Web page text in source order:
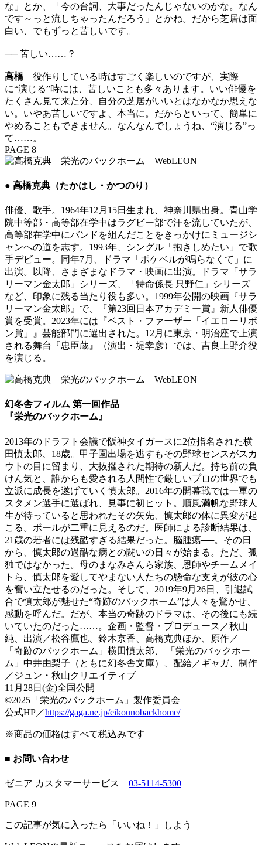
な」とか、「今の台詞、大事だったんじゃないのかな。なん
です～っと流しちゃったんだろう」とかね。だから芝居は面
白い、でもずっと苦しいです。
── 苦しい……？
高橋役作りしている時はすごく楽しいのですが、実際
に“演じる”時には、苦しいことも多々あります。いい俳優を
たくさん見て来た分、自分の芝居がいいとはなかなか思えな
い。いやあ苦しいですよ、本当に。だからといって、簡単に
やめることもできません。なんなんでしょうね、“演じる”っ
て……。
PAGE 8
● 高橋克典（たかはし・かつのり）
俳優、歌手。1964年12月15日生まれ、神奈川県出身。青山学
院中等部・高等部在学中はラグビー部で汗を流していたが、
高等部在学中にバンドを組んだことをきっかけにミュージシ
ャンへの道を志す。1993年、シングル「抱きしめたい」で歌
手デビュー。同年7月、ドラマ「ポケベルが鳴らなくて」に
出演。以降、さまざまなドラマ・映画に出演。ドラマ「サラ
リーマン金太郎」シリーズ、「特命係長 只野仁」シリーズ
など、印象に残る当たり役も多い。1999年公開の映画『サラ
リーマン金太郎』で、『第23回日本アカデミー賞』新人俳優
賞を受賞。2023年には『ベスト・ファーザー「イエローリボ
ン賞」』芸能部門に選出された。12月に東京・明治座で上演
される舞台『忠臣蔵』（演出・堤幸彦）では、吉良上野介役
を演じる。
幻冬舎フィルム 第一回作品
『栄光のバックホーム』
2013年のドラフト会議で阪神タイガースに2位指名された横
田慎太郎、18歳。甲子園出場を逃すもその野球センスがスカ
ウトの目に留まり、大抜擢された期待の新人だ。持ち前の負
けん気と、誰からも愛される人間性で厳しいプロの世界でも
立派に成長を遂げていく慎太郎。2016年の開幕戦では一軍の
スタメン選手に選ばれ、見事に初ヒット。順風満帆な野球人
生が待っていると思われたその矢先、慎太郎の体に異変が起
こる。ボールが二重に見えるのだ。医師による診断結果は、
21歳の若者には残酷すぎる結果だった。脳腫瘍──。その日
から、慎太郎の過酷な病との闘いの日々が始まる。ただ、孤
独ではなかった。母のまなみさんら家族、恩師やチームメイ
トら、慎太郎を愛してやまない人たちの懸命な支えが彼の心
を奮い立たせるのだった。そして、2019年9月26日、引退試
合で慎太郎が魅せた“奇跡のバックホーム”は人々を驚かせ、
感動を呼んだ。だが、本当の奇跡のドラマは、その後にも続
いていたのだった……。企画・監督・プロデュース／秋山
純、出演／松谷鷹也、鈴木京香、高橋克典ほか、原作／
「奇跡のバックホーム」横田慎太郎、 「栄光のバックホー
ム」中井由梨子（ともに幻冬舎文庫）、配給／ギャガ、制作
／ジュン・秋山クリエイティブ
11月28日(金)全国公開
©2025「栄光のバックホーム」製作委員会
公式HP／https://gaga.ne.jp/eikounobackhome/
※商品の価格はすべて税込みです
■ お問い合わせ
ゼニア カスタマーサービス 03-5114-5300
PAGE 9
この記事が気に入ったら「いいね！」しよう